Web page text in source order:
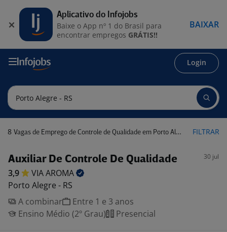
Login
8 Vagas de Emprego de Controle de Qualidade em Porto Alegre - RS FILTRAR
Auxiliar De Controle De Qualidade 30 jul
3,9 VIAAROMA
Porto Alegre - RS
A combinar
Entre 1 e 3 anos
Ensino Médio (2º Grau)
Presencial
Aplicativo do Infojobs
Baixe o App nº 1 do Brasil para
encontrar empregos GRÁTIS!!
BAIXAR